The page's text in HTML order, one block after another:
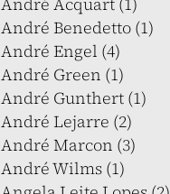
André Benedetto (1)
André Engel (4)
André Green (1)
André Gunthert (1)
André Lejarre (2)
André Marcon (3)
André Wilms (1)